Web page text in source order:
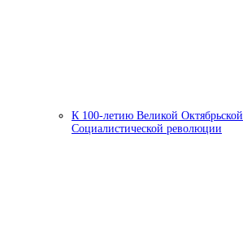
К 100-летию Великой Октябрьской
Социалистической революции